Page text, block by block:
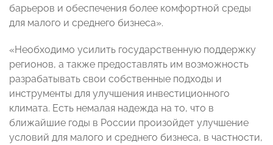
барьеров и обеспечения более комфортной среды
для малого и среднего бизнеса».
«Необходимо усилить государственную поддержку
регионов, а также предоставлять им возможность
разрабатывать свои собственные подходы и
инструменты для улучшения инвестиционного
климата. Есть немалая надежда на то, что в
ближайшие годы в России произойдет улучшение
условий для малого и среднего бизнеса, в частности,